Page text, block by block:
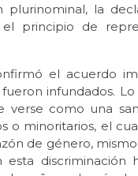
la
principio de
el acuerdo
infundados.
verse como una
o minoritarios, el
de género,
discriminación